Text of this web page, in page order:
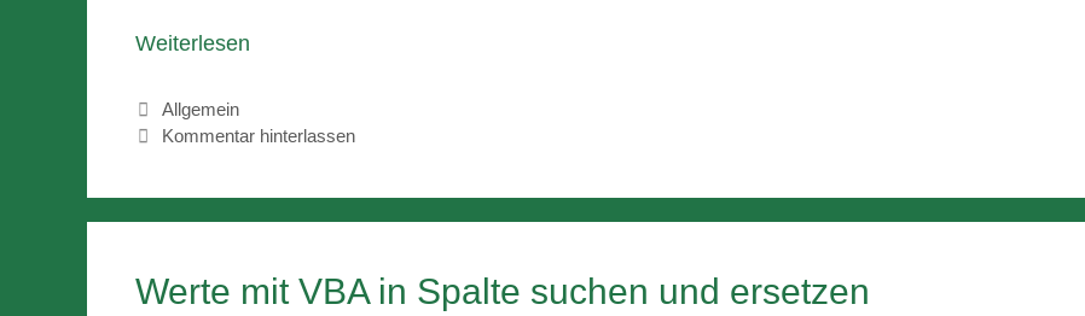
Weiterlesen
Kategorien
Allgemein
Kommentar hinterlassen
Werte mit VBA in Spalte suchen und ersetzen